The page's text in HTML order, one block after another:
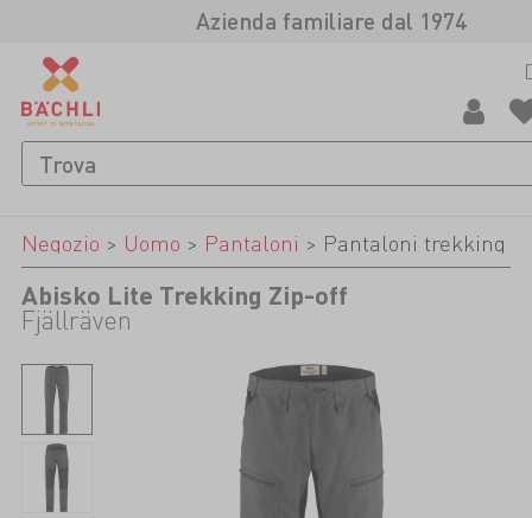
Azienda familiare dal 1974
Negozio > Uomo > Pantaloni > Pantaloni trekking
Abisko Lite Trekking Zip-off
Fjällräven